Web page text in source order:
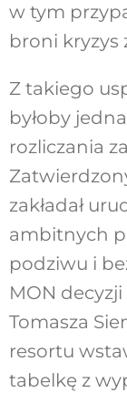
w tym
broni kryzys
Z takiego
byłoby
rozliczania
zakładał
ambitnych
podziwu i
MON
Tomasza
resortu
tabelkę z